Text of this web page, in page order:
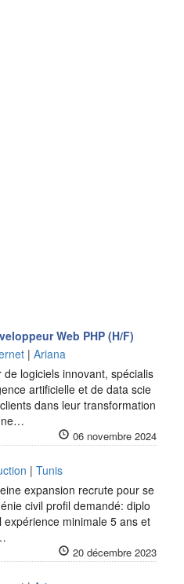
Web PHP (H/F)
| Ariana
logiciels innovant, spécialis
artificielle et de data scie
dans leur transformation
06 novembre 2024
| Tunis
expansion recrute pour se
civil profil demandé: diplo
expérience minimale 5 ans et
20 décembre 2023